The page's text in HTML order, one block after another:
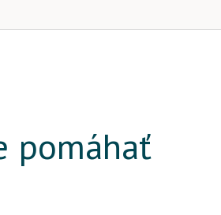
pomáhať